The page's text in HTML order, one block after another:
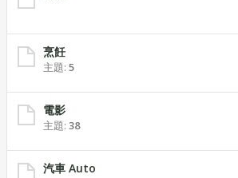
烹飪
主題: 5
電影
主題: 38
汽車 Auto